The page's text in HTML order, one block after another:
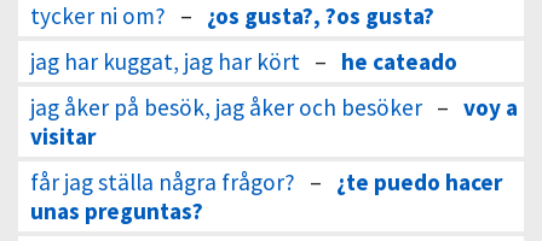
tycker ni om? – ¿os gusta?, ?os gusta?
jag har kuggat, jag har kört – he cateado
jag åker på besök, jag åker och besöker – voy a
visitar
får jag ställa några frågor? – ¿te puedo hacer
unas preguntas?